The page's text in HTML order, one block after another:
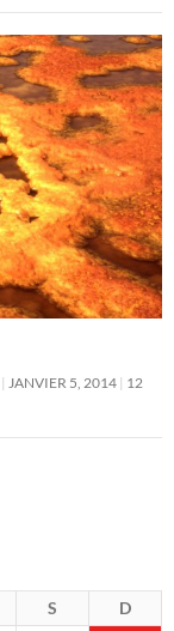
JANVIER 5, 2014 12
S
D